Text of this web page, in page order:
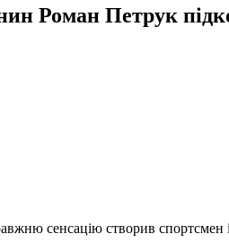
Роман Петрук
сенсацію створив